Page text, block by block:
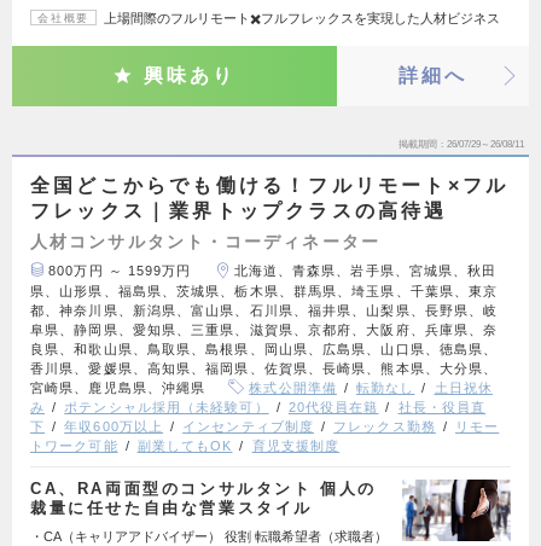
会社概要 上場間際のフルリモート✖️フルフレックスを実現した人材ビジネス
興味あり 詳細へ
掲載期間 26/07/29～26/08/11
全国どこからでも働ける！フルリモート×フル
フレックス｜業界トップクラスの高待遇
人材コンサルタント・コーディネーター
800万円 ～ 1599万円
北海道、青森県、岩手県、宮城県、秋田
県、山形県、福島県、茨城県、栃木県、群馬県、埼玉県、千葉県、東京
都、神奈川県、新潟県、富山県、石川県、福井県、山梨県、長野県、岐
阜県、静岡県、愛知県、三重県、滋賀県、京都府、大阪府、兵庫県、奈
良県、和歌山県、鳥取県、島根県、岡山県、広島県、山口県、徳島県、
香川県、愛媛県、高知県、福岡県、佐賀県、長崎県、熊本県、大分県、
宮崎県、鹿児島県、沖縄県
株式公開準備 転勤なし
土日祝休
み
ポテンシャル採用（未経験可） 20代役員在籍
社長・役員直
下
年収600万以上 インセンティブ制度 フレックス勤務
リモー
トワーク可能
副業してもOK 育児支援制度
CA、RA両面型のコンサルタント 個人の
裁量に任せた自由な営業スタイル
・CA（キャリアアドバイザー） 役割 転職希望者（求職者）